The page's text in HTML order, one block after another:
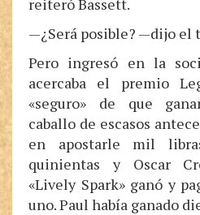
reiteró Bassett.
—¿Será posible? —dijo el
Pero ingresó en la
acercaba el premio
«seguro» de que
caballo de escasos
en apostarle mil
quinientas y Oscar
«Lively Spark» ganó y
uno. Paul había ganado